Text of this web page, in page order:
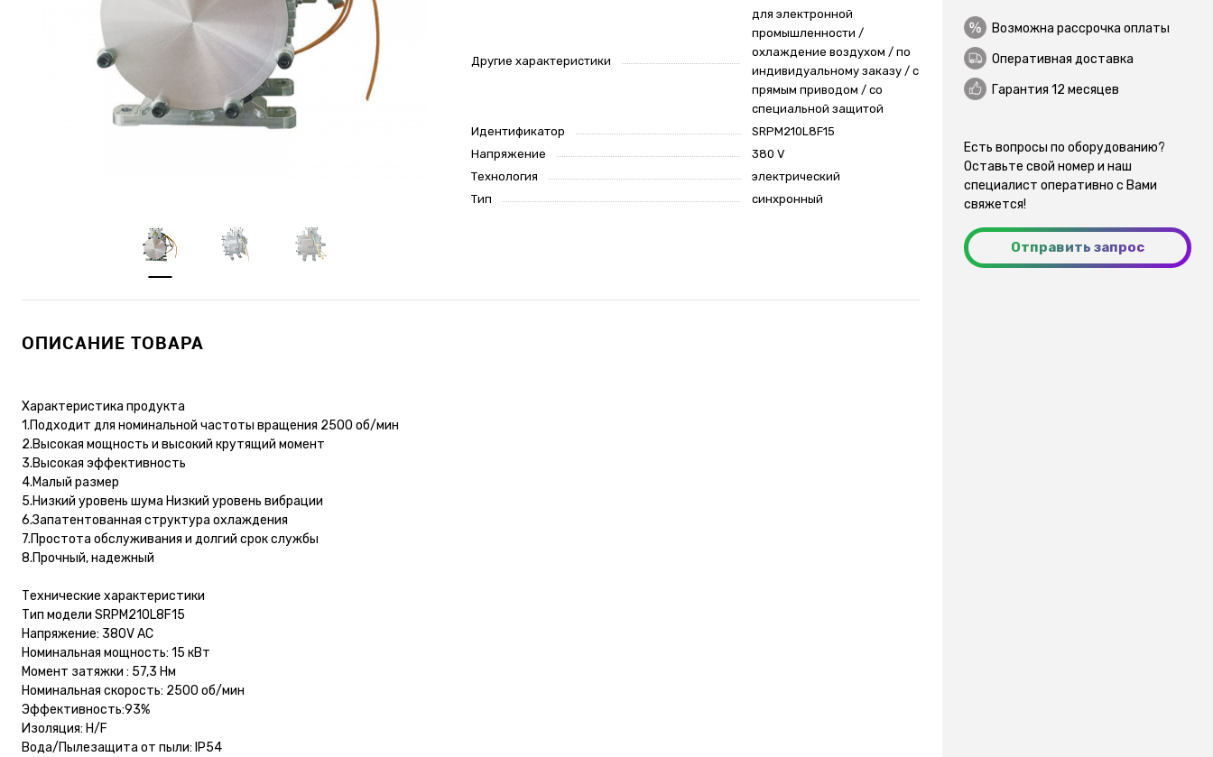
Другие характеристики
для электронной
промышленности /
охлаждение воздухом / по
индивидуальному заказу / с
прямым приводом / со
специальной защитой
Идентификатор
SRPM210L8F15
Напряжение
380 V
Технология
электрический
Тип
синхронный
ОПИСАНИЕ ТОВАРА
Характеристика продукта
1.Подходит для номинальной частоты вращения 2500 об/мин
2.Высокая мощность и высокий крутящий момент
3.Высокая эффективность
4.Малый размер
5.Низкий уровень шума Низкий уровень вибрации
6.Запатентованная структура охлаждения
7.Простота обслуживания и долгий срок службы
8.Прочный, надежный
Технические характеристики
Тип модели SRPM210L8F15
Напряжение: 380V AC
Номинальная мощность: 15 кВт
Момент затяжки : 57,3 Нм
Номинальная скорость: 2500 об/мин
Эффективность:93%
Изоляция: H/F
Вода/Пылезащита от пыли: IP54
Возможна рассрочка оплаты
Оперативная доставка
Гарантия 12 месяцев
Есть вопросы по оборудованию?
Оставьте свой номер и наш
специалист оперативно с Вами
свяжется!
Отправить запрос